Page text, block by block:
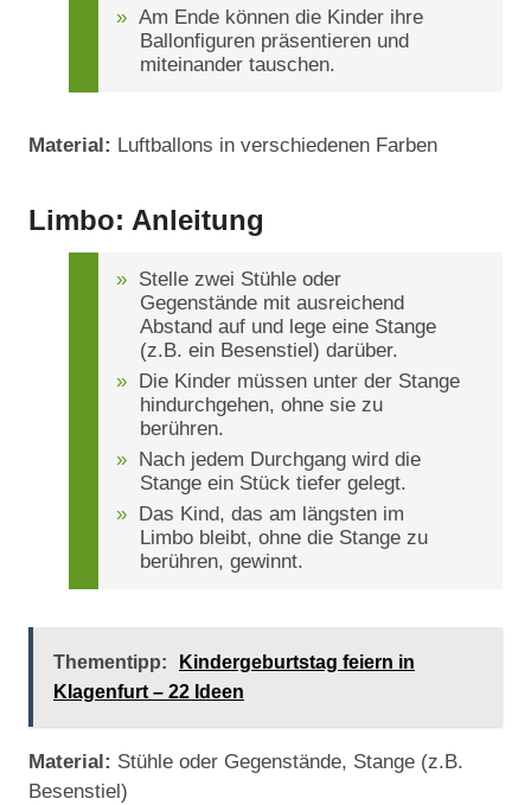
Am Ende können die Kinder ihre
Ballonfiguren präsentieren und
miteinander tauschen.
Material: Luftballons in verschiedenen Farben
Limbo: Anleitung
Stelle zwei Stühle oder
Gegenstände mit ausreichend
Abstand auf und lege eine Stange
(z.B. ein Besenstiel) darüber.
Die Kinder müssen unter der Stange
hindurchgehen, ohne sie zu
berühren.
Nach jedem Durchgang wird die
Stange ein Stück tiefer gelegt.
Das Kind, das am längsten im
Limbo bleibt, ohne die Stange zu
berühren, gewinnt.
Thementipp:
Kindergeburtstag feiern in
Klagenfurt – 22 Ideen
Material: Stühle oder Gegenstände, Stange (z.B.
Besenstiel)